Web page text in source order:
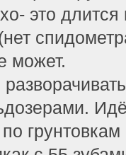
это длится
может.